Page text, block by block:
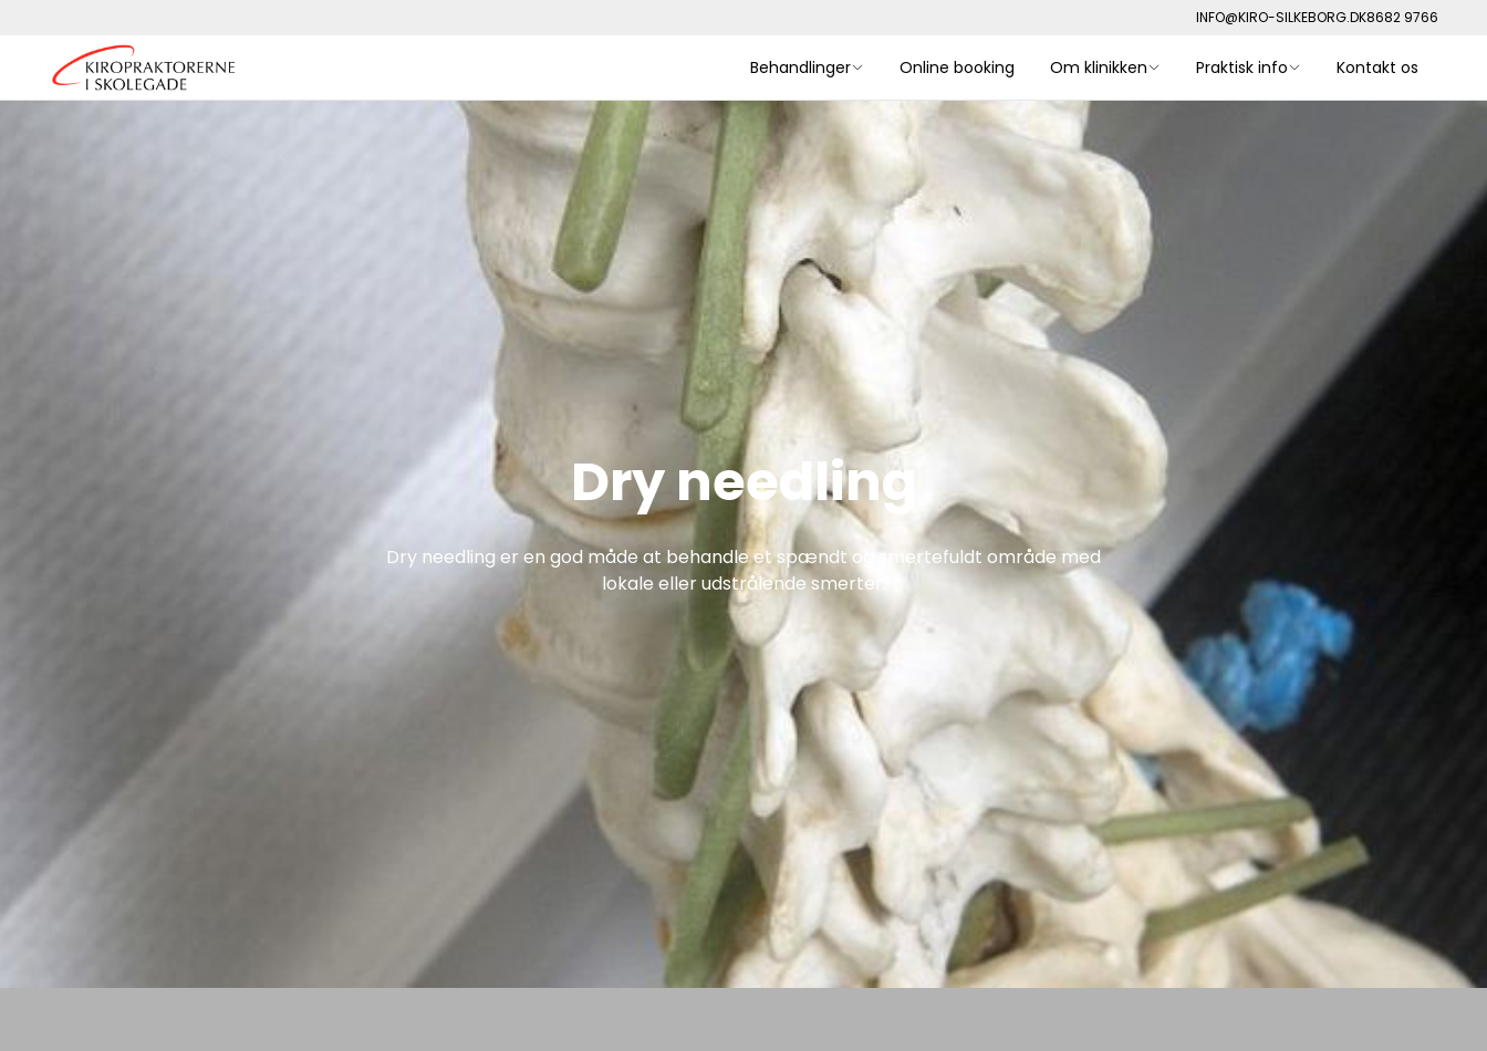
INFO@KIRO-SILKEBORG.DK8682 9766
Behandlinger Online booking Om klinikken Praktisk info Kontakt os
Dry needling
Dry needling er en god måde at behandle et spændt og smertefuldt område med
lokale eller udstrålende smerter.